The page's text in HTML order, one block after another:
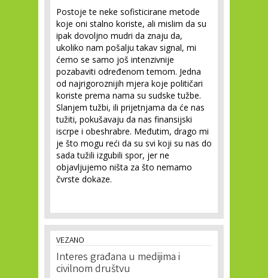
Postoje te neke sofisticirane metode
koje oni stalno koriste, ali mislim da su
ipak dovoljno mudri da znaju da,
ukoliko nam pošalju takav signal, mi
ćemo se samo još intenzivnije
pozabaviti određenom temom. Jedna
od najrigoroznijih mjera koje političari
koriste prema nama su sudske tužbe.
Slanjem tužbi, ili prijetnjama da će nas
tužiti, pokušavaju da nas finansijski
iscrpe i obeshrabre. Međutim, drago mi
je što mogu reći da su svi koji su nas do
sada tužili izgubili spor, jer ne
objavljujemo ništa za što nemamo
čvrste dokaze.
VEZANO
Interes građana u medijima i
civilnom društvu